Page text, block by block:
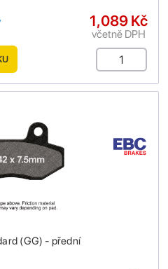
1,089 Kč
včetně DPH
(GG) - přední